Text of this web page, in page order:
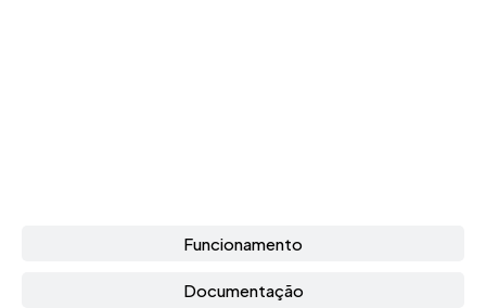
Funcionamento
Documentação